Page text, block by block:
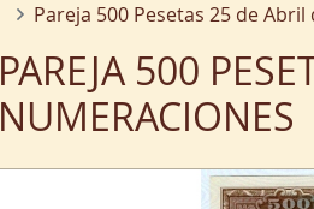
Pareja 500 Pesetas 25 de
PAREJA 500
NUMERACIONES